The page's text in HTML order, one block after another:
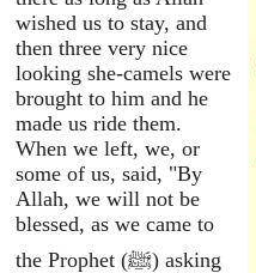
wished us to stay, and
then three very nice
looking she-camels were
brought to him and he
made us ride them.
When we left, we, or
some of us, said, "By
Allah, we will not be
blessed, as we came to
the Prophet (ﷺ) asking